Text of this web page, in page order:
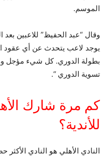
الموسم.
وقال “عبد الحفيظ” للاعبين بعد
يوجد لاعب يتحدث عن أي عقود
بطولة الدوري. كل شيء مؤجل
تسوية الدوري “.
كم مرة شارك
للأندية؟
النادي الأهلي هو النادي